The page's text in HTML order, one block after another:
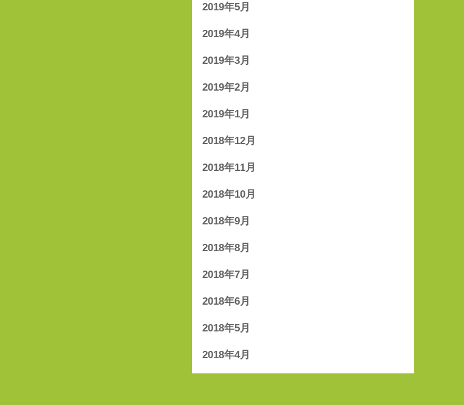
2019年5月
2019年4月
2019年3月
2019年2月
2019年1月
2018年12月
2018年11月
2018年10月
2018年9月
2018年8月
2018年7月
2018年6月
2018年5月
2018年4月